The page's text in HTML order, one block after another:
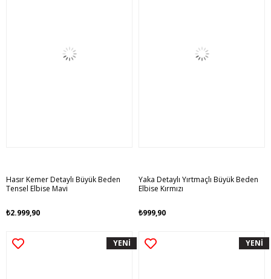
Hasır Kemer Detaylı Büyük Beden
Tensel Elbise Mavi
₺2.999,90
Yaka Detaylı Yırtmaçlı Büyük Beden
Elbise Kırmızı
₺999,90
YENİ YENİ